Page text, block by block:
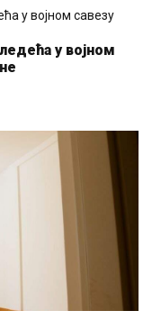
у војном